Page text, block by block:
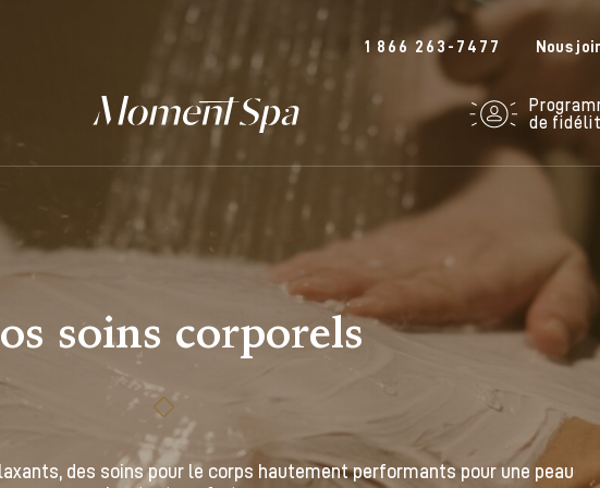
1 866 263-7477 Nous
de
soins corporels
des soins pour le corps hautement performants pour une peau